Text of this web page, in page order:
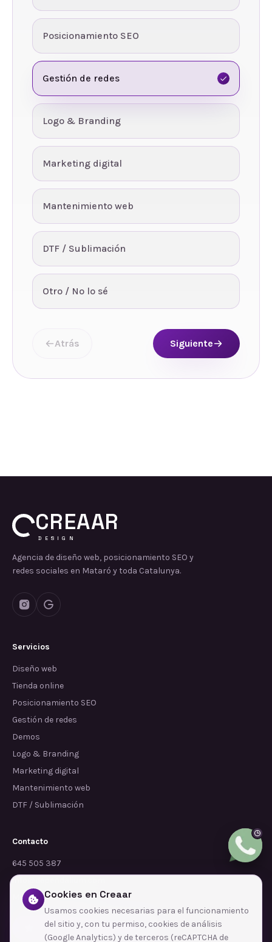
Posicionamiento SEO
Gestión de redes
Logo & Branding
Marketing digital
Mantenimiento web
DTF / Sublimación
Otro / No lo sé
Atrás Siguiente
CREAAR
DESIGN
Agencia de diseño web, posicionamiento SEO y
redes sociales en Mataró y toda Catalunya.
Servicios
Diseño web
Tienda online
Posicionamiento SEO
Gestión de redes
Demos
Logo & Branding
Marketing digital
Mantenimiento web
DTF / Sublimación
Contacto
645 505 387
info@dependalium.com
Mataró (Barcelona)
Déjanos tu reseña en Google
Cookies en Creaar
Usamos cookies necesarias para el funcionamiento
del sitio y, con tu permiso, cookies de análisis
(Google Analytics) y de terceros (reCAPTCHA de